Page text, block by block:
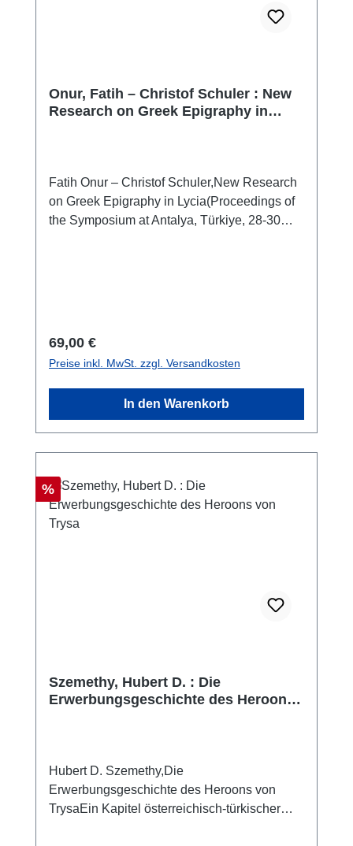
Onur, Fatih – Christof Schuler : New
Research on Greek Epigraphy in
Fatih Onur – Christof Schuler,New Research
on Greek Epigraphy in Lycia(Proceedings of
the Symposium at Antalya, Türkiye, 28-30
Regulärer Preis:
69,00 €
Preise inkl. MwSt. zzgl. Versandkosten
In den Warenkorb
Rabatt
%
Szemethy, Hubert D. : Die
Erwerbungsgeschichte des Heroons
Hubert D. Szemethy,Die
Erwerbungsgeschichte des Heroons von
TrysaEin Kapitel österreichisch-türkischer